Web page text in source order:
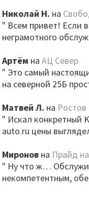
Николай Н. на
" Всем привет! Если
неграмотного
Артём наАЦ Север
" Это самый
на северной 25Б
Матвей Л. на
" Искал конкретный
auto.ru цены
Миронов на Прайд
" Ну что ж…
некомпетентным,